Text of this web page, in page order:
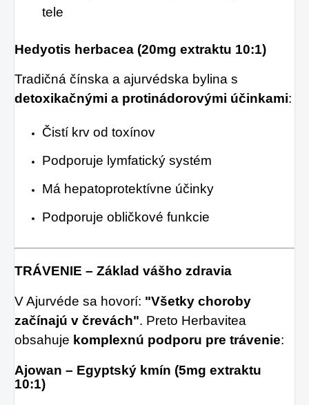
tele
Hedyotis herbacea (20mg extraktu 10:1)
Tradičná čínska a ajurvédska bylina s
detoxikačnými a protinádorovými účinkami:
Čistí krv od toxínov
Podporuje lymfatický systém
Má hepatoprotektívne účinky
Podporuje obličkové funkcie
TRÁVENIE – Základ vášho zdravia
V Ajurvéde sa hovorí: "Všetky choroby
začínajú v črevách". Preto Herbavitea
obsahuje komplexnú podporu pre trávenie:
Ajowan – Egyptský kmín (5mg extraktu
10:1)